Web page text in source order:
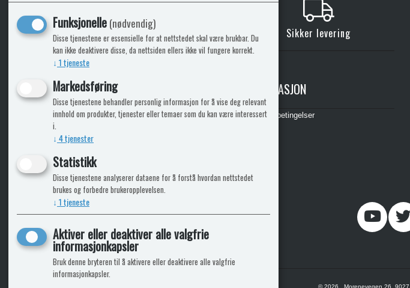
KLikk & hent Sikker levering
ICARAVANGRUPPEN
Trumadeler.no
Fritidsvarehuset.no
INFORMASJON
Leveringsbetingelser
© 2026 , Morenevegen 26,
Funksjonelle(nødvendig)
Disse tjenestene er essensielle for at nettstedet skal være brukbar. Du
kan ikke deaktivere disse, da nettsiden ellers ikke vil fungere korrekt.
↓ 1tjeneste
Markedsføring
Disse tjenestene behandler personlig informasjon for å vise deg relevant
innhold om produkter, tjenester eller temaer som du kan være interessert
i.
↓ 4tjenester
Statistikk
Disse tjenestene analyserer dataene for å forstå hvordan nettstedet
brukes og forbedre brukeropplevelsen.
↓ 1tjeneste
Aktiver eller deaktiver alle valgfrie
informasjonkapsler
Bruk denne bryteren til å aktivere eller deaktivere alle valgfrie
informasjonkapsler.